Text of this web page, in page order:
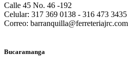
Calle 45 No. 46 -192
Celular: 317 369 0138 - 316 473 3435
Correo: barranquilla@ferreteriajrc.com
Bucaramanga